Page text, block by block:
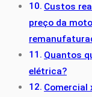
Custos
preço da
Quantos
elétrica?
Comercial